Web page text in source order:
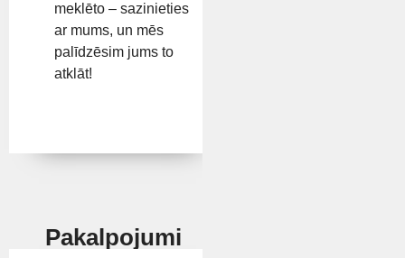
meklēto – sazinieties
ar mums, un mēs
palīdzēsim jums to
atklāt!
Pakalpojumi